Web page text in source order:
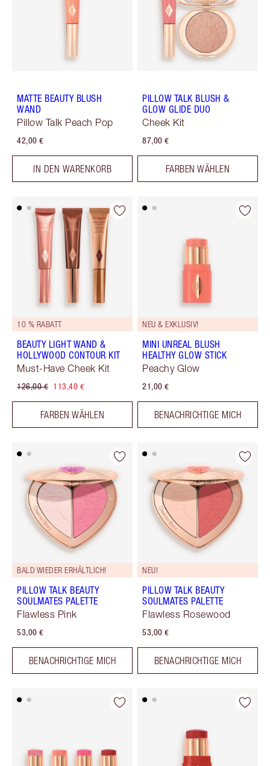
MATTE BEAUTY BLUSH
WAND
Pillow Talk Peach Pop
42,00 €
IN DEN WARENKORB
PILLOW TALK BLUSH &
GLOW GLIDE DUO
Cheek Kit
87,00 €
FARBEN WÄHLEN
10 % RABATT
BEAUTY LIGHT WAND &
HOLLYWOOD CONTOUR KIT
Must-Have Cheek Kit
126,00 € 113,40 €
FARBEN WÄHLEN
NEU & EXKLUSIV!
MINI UNREAL BLUSH
HEALTHY GLOW STICK
Peachy Glow
21,00 €
BENACHRICHTIGE MICH
BALD WIEDER ERHÄLTLICH!
PILLOW TALK BEAUTY
SOULMATES PALETTE
Flawless Pink
53,00 €
BENACHRICHTIGE MICH
NEU!
PILLOW TALK BEAUTY
SOULMATES PALETTE
Flawless Rosewood
53,00 €
BENACHRICHTIGE MICH